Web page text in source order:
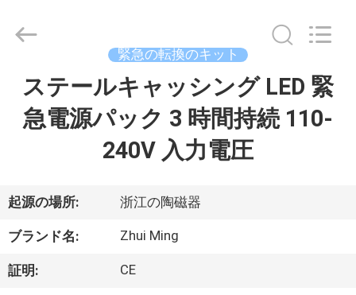
ダ
ク
ト
Hangzhou
緊急の転換のキット
ステールキャッシング LED 緊
急電源パック 3 時間持続 110-
240V 入力電圧
起源の場所: 浙江の陶磁器
ブランド名: Zhui Ming
証明: CE